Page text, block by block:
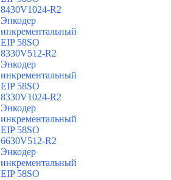
8430V1024-R2
Энкодер
инкрементальный
EIP 58SO
8330V512-R2
Энкодер
инкрементальный
EIP 58SO
8330V1024-R2
Энкодер
инкрементальный
EIP 58SO
6630V512-R2
Энкодер
инкрементальный
EIP 58SO